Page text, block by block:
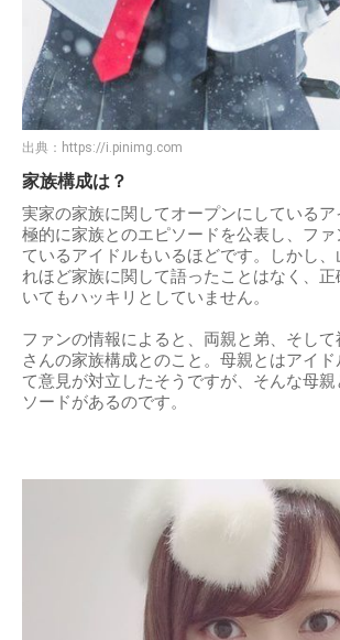
出典： https://i.pinimg.com
家族構成は？
実家の家族に関してオープンにしている
極的に家族とのエピソードを公表し、フ
ているアイドルもいるほどです。しかし
れほど家族に関して語ったことはなく、
いてもハッキリとしていません。
ファンの情報によると、両親と弟、そし
さんの家族構成とのこと。母親とはアイ
て意見が対立したそうですが、そんな母
ソードがあるのです。